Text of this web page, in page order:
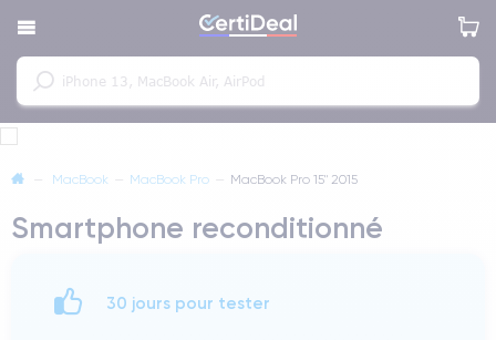
— MacBook — MacBook Pro — MacBook Pro 15" 2015
Smartphone reconditionné
30 jours pour tester